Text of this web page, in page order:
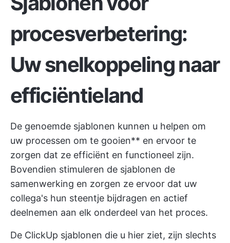
procesverbetering:
Uw snelkoppeling naar
efficiëntieland
De genoemde sjablonen kunnen u helpen om
uw processen om te gooien** en ervoor te
zorgen dat ze efficiënt en functioneel zijn.
Bovendien stimuleren de sjablonen de
samenwerking en zorgen ze ervoor dat uw
collega's hun steentje bijdragen en actief
deelnemen aan elk onderdeel van het proces.
De ClickUp sjablonen die u hier ziet, zijn slechts